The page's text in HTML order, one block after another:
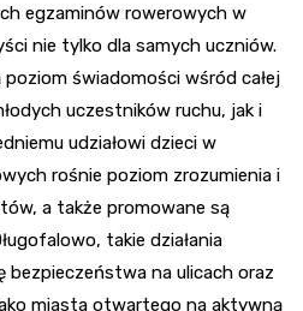
egzaminów rowerowych w
nie tylko dla samych uczniów.
świadomości wśród całej
uczestników ruchu, jak i
udziałowi dzieci w
rośnie poziom zrozumienia i
a także promowane są
takie działania
bezpieczeństwa na ulicach oraz
miasta otwartego na aktywną